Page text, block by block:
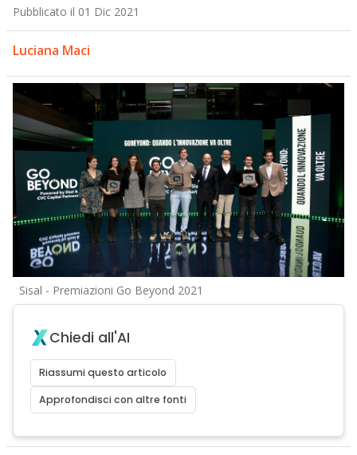
Pubblicato il 01 Dic 2021
Luciana Maci
Sisal - Premiazioni Go Beyond 2021
Chiedi all'AI
Riassumi questo articolo
Approfondisci con altre fonti